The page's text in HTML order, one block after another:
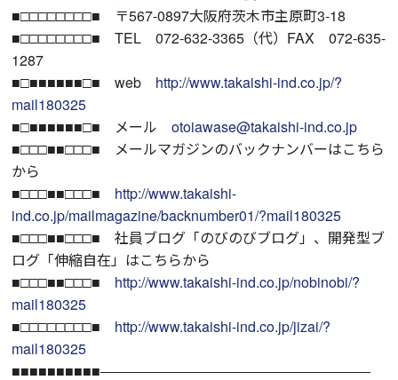
■□□□□□□□□■ 〒567-0897大阪府茨木市主原町3-18
■□□□□□□□□■ TEL 072-632-3365（代）FAX 072-635-
1287
■□■■■■■■□■ web http://www.takaishi-ind.co.jp/?
mail180325
■□■■■■■■□■ メールotoiawase@takaishi-ind.co.jp
■□□□■■□□□■ メールマガジンのバックナンバーはこちら
から
■□□□■■□□□■ http://www.takaishi-
ind.co.jp/mailmagazine/backnumber01/?mail180325
■□□□■■□□□■ 社員ブログ「のびのびブログ」、開発型ブ
ログ「伸縮自在」はこちらから
■□□□■■□□□■ http://www.takaishi-ind.co.jp/nobinobi/?
mail180325
■□□□□□□□□■ http://www.takaishi-ind.co.jp/jizai/?
mail180325
■■■■■■■■■■―――――――――――――――――――